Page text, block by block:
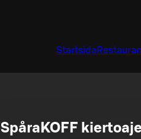
Startsida
SpåraKOFF